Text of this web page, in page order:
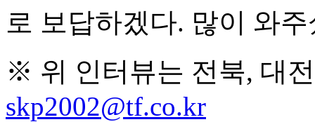
로 보답하겠다. 많이 와
※ 위 인터뷰는 전북, 대
skp2002@tf.co.kr